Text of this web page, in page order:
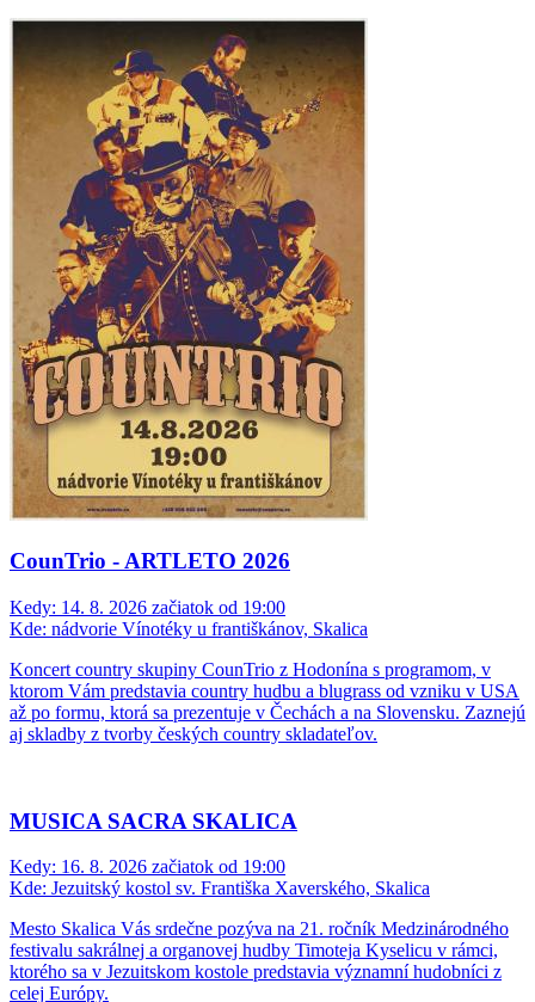
CounTrio - ARTLETO 2026
Kedy: 14. 8. 2026 začiatok od 19:00
Kde: nádvorie Vínotéky u františkánov, Skalica
Koncert country skupiny CounTrio z Hodonína s programom, v
ktorom Vám predstavia country hudbu a blugrass od vzniku v USA
až po formu, ktorá sa prezentuje v Čechách a na Slovensku. Zaznejú
aj skladby z tvorby českých country skladateľov.
MUSICA SACRA SKALICA
Kedy: 16. 8. 2026 začiatok od 19:00
Kde: Jezuitský kostol sv. Františka Xaverského, Skalica
Mesto Skalica Vás srdečne pozýva na 21. ročník Medzinárodného
festivalu sakrálnej a organovej hudby Timoteja Kyselicu v rámci,
ktorého sa v Jezuitskom kostole predstavia významní hudobníci z
celej Európy.